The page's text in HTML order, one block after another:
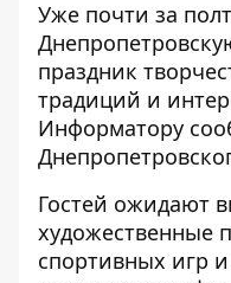
Уже почти за
праздник
традиций и
Информатору
Гостей ожидают
художественные
спортивных игр